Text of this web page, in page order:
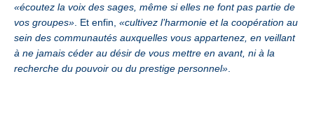
«écoutez la voix des sages, même si elles ne font pas partie de
vos groupes» . Et enfin, «cultivez l’harmonie et la coopération au
sein des communautés auxquelles vous appartenez, en veillant
à ne jamais céder au désir de vous mettre en avant, ni à la
recherche du pouvoir ou du prestige personnel»